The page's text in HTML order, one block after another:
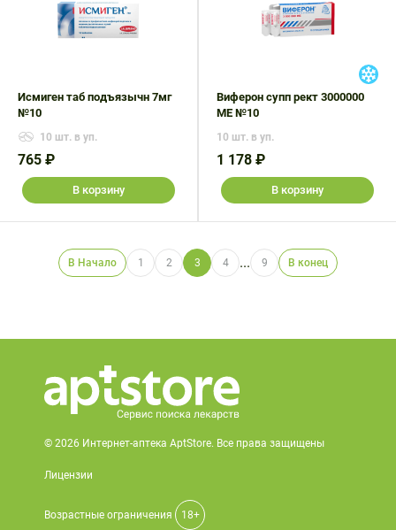
Исмиген таб подъязычн 7мг
№10
10 шт. в уп.
765 ₽
В корзину
Виферон супп рект 3000000
МЕ №10
10 шт. в уп.
1 178 ₽
В корзину
В Начало 1 2 3 4 ... 9 В конец
© 2026 Интернет-аптека AptStore. Все права защищены
Лицензии
Возрастные ограничения 18+